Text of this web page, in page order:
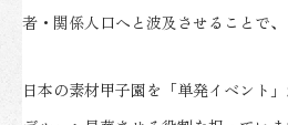
者・関係人口へと波及させることで、
日本の素材甲子園を「単発イベント